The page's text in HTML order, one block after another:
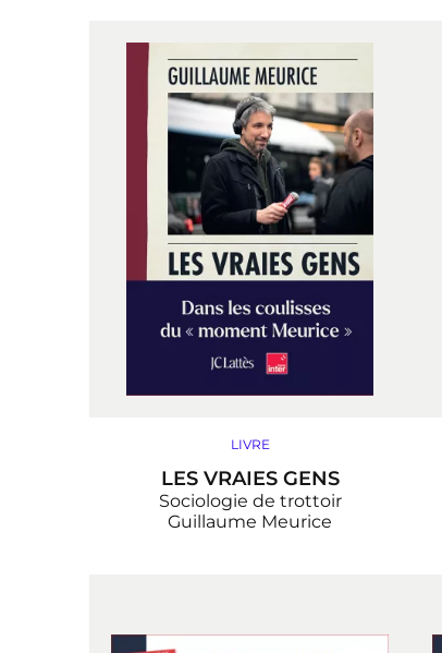
LIVRE
LES VRAIES GENS
Sociologie de trottoir
Guillaume Meurice